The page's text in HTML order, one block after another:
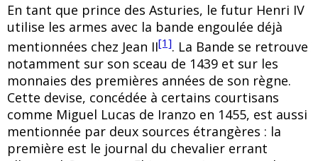
En tant que prince des Asturies, le futur Henri IV
utilise les armes avec la bande engoulée déjà
mentionnées chez Jean II[1]. La Bande se retrouve
notamment sur son sceau de 1439 et sur les
monnaies des premières années de son règne.
Cette devise, concédée à certains courtisans
comme Miguel Lucas de Iranzo en 1455, est aussi
mentionnée par deux sources étrangères : la
première est le journal du chevalier errant